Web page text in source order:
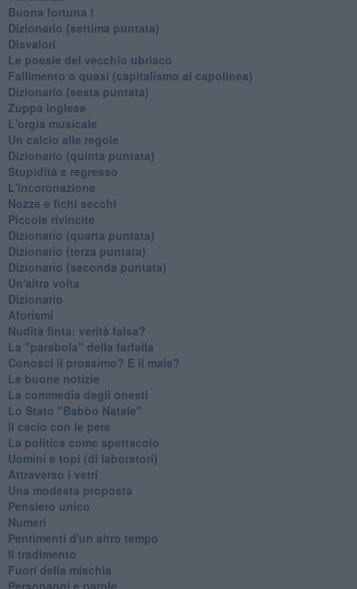
Buona fortuna !
​Dizionario (settima puntata)
Disvalori
Le poesie del vecchio ubriaco
Fallimento o quasi (capitalismo al capolinea)
Dizionario (sesta puntata)
Zuppa inglese
L'orgia musicale
Un calcio alle regole
Dizionario (quinta puntata)
Stupidità e regresso
L'incoronazione
Nozze e fichi secchi
Piccole rivincite
​Dizionario (quarta puntata)
​Dizionario (terza puntata)
​Dizionario (seconda puntata)
Un'altra volta
Dizionario
Aforismi
Nudità finta: verità falsa?
La "parabola" della farfalla
Conosci il prossimo? E il male?
Le buone notizie
La commedia degli onesti
Lo Stato "Babbo Natale"
Il cacio con le pere
La politica come spettacolo
Uomini e topi (di laboratori)
Attraverso i vetri
Una modesta proposta
Pensiero unico
Numeri
Pentimenti d'un altro tempo
Il tradimento
Fuori della mischia
Personaggi e parole